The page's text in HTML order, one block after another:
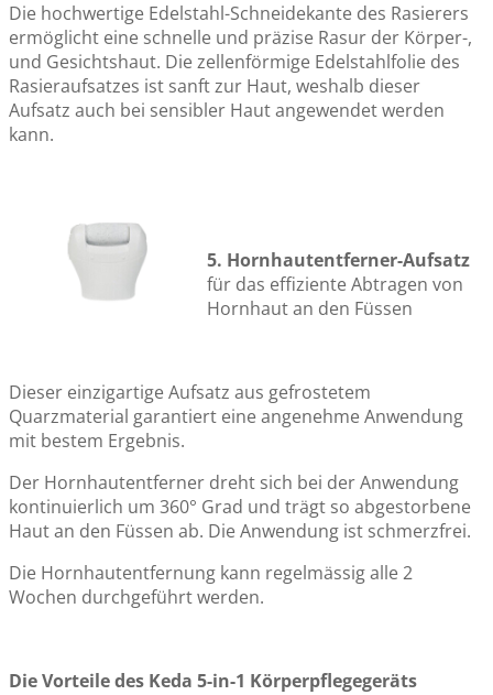
Die hochwertige Edelstahl-Schneidekante des Rasierers
ermöglicht eine schnelle und präzise Rasur der Körper-,
und Gesichtshaut. Die zellenförmige Edelstahlfolie des
Rasieraufsatzes ist sanft zur Haut, weshalb dieser
Aufsatz auch bei sensibler Haut angewendet werden
kann.
5. Hornhautentferner-Aufsatz
für das effiziente Abtragen von
Hornhaut an den Füssen
Dieser einzigartige Aufsatz aus gefrostetem
Quarzmaterial garantiert eine angenehme Anwendung
mit bestem Ergebnis.
Der Hornhautentferner dreht sich bei der Anwendung
kontinuierlich um 360° Grad und trägt so abgestorbene
Haut an den Füssen ab. Die Anwendung ist schmerzfrei.
Die Hornhautentfernung kann regelmässig alle 2
Wochen durchgeführt werden.
Die Vorteile des Keda 5-in-1 Körperpflegegeräts